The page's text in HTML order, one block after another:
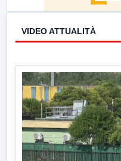
VIDEO ATTUALITÀ